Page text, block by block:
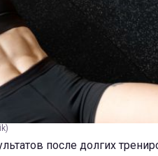
после долгих